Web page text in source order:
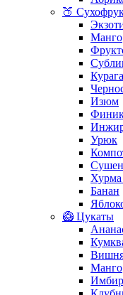
🍑
Манго
Курага
Изюм
Урюк
Банан
🥝 Цукаты
Манго